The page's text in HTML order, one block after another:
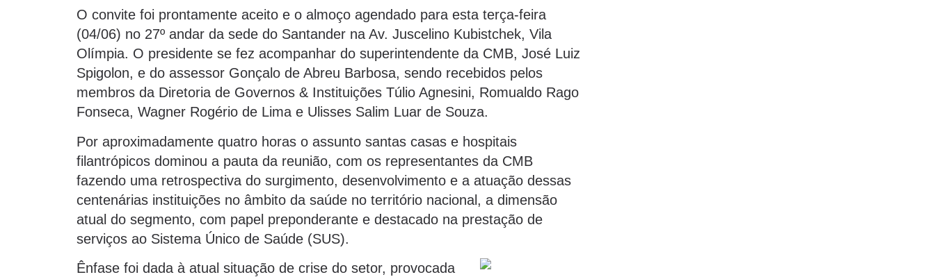
O convite foi prontamente aceito e o almoço agendado para esta terça-feira
(04/06) no 27º andar da sede do Santander na Av. Juscelino Kubistchek, Vila
Olímpia. O presidente se fez acompanhar do superintendente da CMB, José Luiz
Spigolon, e do assessor Gonçalo de Abreu Barbosa, sendo recebidos pelos
membros da Diretoria de Governos & Instituições Túlio Agnesini, Romualdo Rago
Fonseca, Wagner Rogério de Lima e Ulisses Salim Luar de Souza.
Por aproximadamente quatro horas o assunto santas casas e hospitais
filantrópicos dominou a pauta da reunião, com os representantes da CMB
fazendo uma retrospectiva do surgimento, desenvolvimento e a atuação dessas
centenárias instituições no âmbito da saúde no território nacional, a dimensão
atual do segmento, com papel preponderante e destacado na prestação de
serviços ao Sistema Único de Saúde (SUS).
Ênfase foi dada à atual situação de crise do setor, provocada